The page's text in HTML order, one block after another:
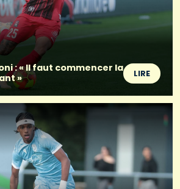
: « Il faut commencer la
»
LIRE